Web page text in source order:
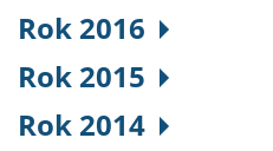
Rok 2016
Rok 2015
Rok 2014